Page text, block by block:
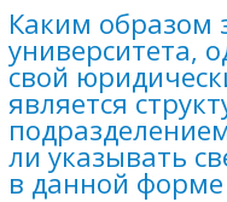
Каким образом
университета,
свой
является
ли указывать
в данной